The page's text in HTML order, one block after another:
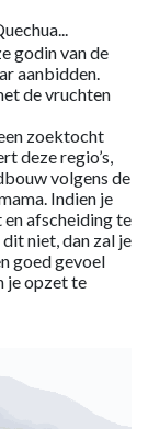
godin van de
aanbidden.
de vruchten
zoektocht
deze regio’s,
volgens de
Indien je
afscheiding te
niet, dan zal je
goed gevoel
je opzet te